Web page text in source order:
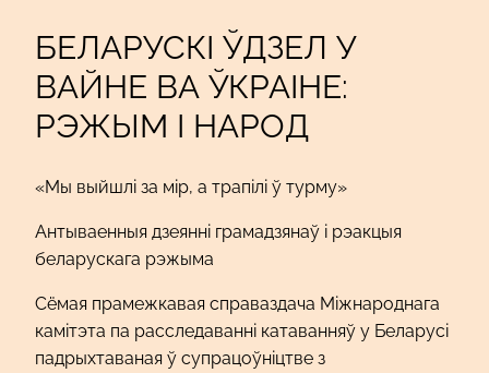
БЕЛАРУСКІ ЎДЗЕЛ У
ВАЙНЕ ВА ЎКРАІНЕ:
РЭЖЫМ І НАРОД
«Мы выйшлі за мір, а трапілі ў турму»
Антываенныя дзеянні грамадзянаў і рэакцыя
беларускага рэжыма
Сёмая прамежкавая справаздача Міжнароднага
камітэта па расследаванні катаванняў у Беларусі
падрыхтаваная ў супрацоўніцтве з